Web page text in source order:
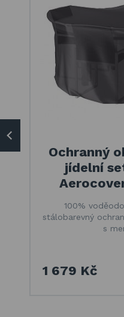
Ochranný
jídelní
100%
stálobarevný
s
1 679 Kč